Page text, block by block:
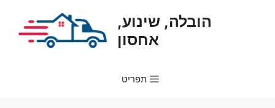
הובלה, שינוע,
אחסון
תפריט